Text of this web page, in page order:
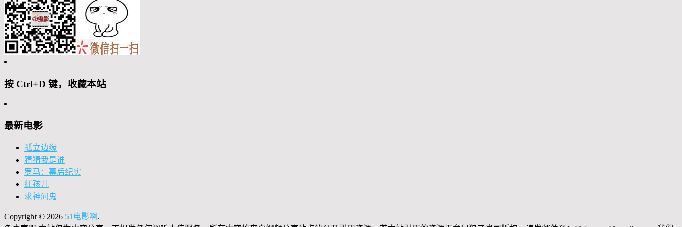
按 Ctrl+D 键，收藏本站
最新电影
孤立边缘
猜猜我是谁
罗马：幕后纪实
红孩儿
求神问鬼
Copyright © 2026 51电影啊 .